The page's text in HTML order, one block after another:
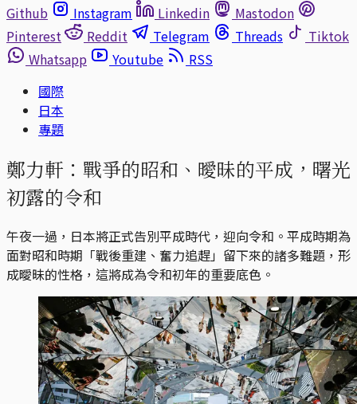
Github
Instagram Linkedin
Mastodon
Pinterest
Reddit Telegram Threads
Tiktok
Whatsapp
Youtube
RSS
國際
日本
專題
鄭力軒：戰爭的昭和、曖昧的平成，曙光
初露的令和
午夜一過，日本將正式告別平成時代，迎向令和。平成時期為
面對昭和時期「戰後重建、奮力追趕」留下來的諸多難題，形
成曖昧的性格，這將成為令和初年的重要底色。